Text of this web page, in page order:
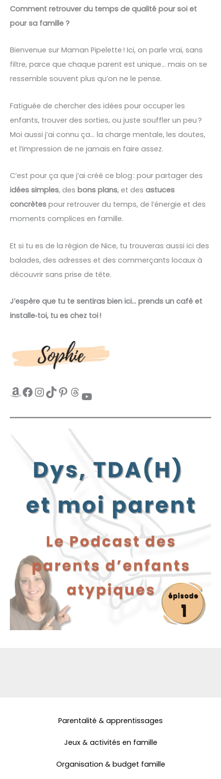
Comment retrouver du temps de qualité pour soi et
pour sa famille ?
Bienvenue sur Maman Pipelette ! Ici, on parle vrai, sans
filtre, parce que chaque parent est unique… mais on se
ressemble souvent plus qu’on ne le pense.
Fatiguée de chercher des idées pour occuper les
enfants, trouver des sorties, ou juste souffler un peu ?
Moi aussi j’ai connu ça… la charge mentale, les doutes,
et l’impression de ne jamais en faire assez.
C’est pour ça que j’ai créé ce blog : pour partager des
idées simples, des bons plans, et des astuces
concrètes pour retrouver du temps, de l’énergie et des
moments complices en famille.
Et si tu es de la région de Nice, tu trouveras aussi ici des
balades, des adresses et des commerçants locaux à
découvrir sans prise de tête.
J’espère que tu te sentiras bien ici… prends un café et
installe‑toi, tu es chez toi !
Amazon Facebook InstagramTikTok Pinterest Threads YouTube
Parentalité & apprentissages
Jeux & activités en famille
Organisation & budget famille